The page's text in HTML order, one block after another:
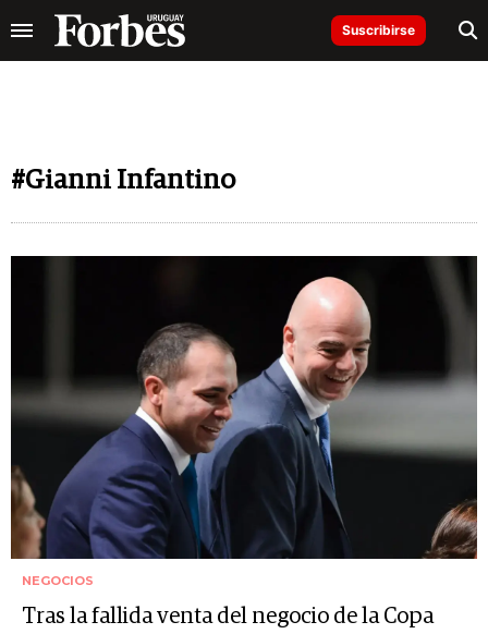
Suscribirse
#Gianni Infantino
NEGOCIOS
Tras la fallida venta del negocio de la Copa